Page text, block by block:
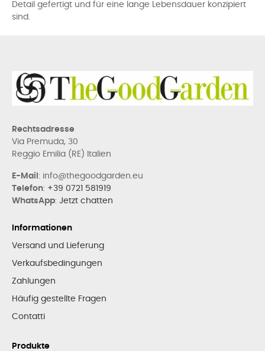
Detail gefertigt und für eine lange Lebensdauer konzipiert
sind.
Rechtsadresse
Via Premuda, 30
Reggio Emilia (RE) Italien
E-Mail : info@thegoodgarden.eu
Telefon: +39 0721 581919
WhatsApp: Jetzt chatten
Informationen
Versand und Lieferung
Verkaufsbedingungen
Zahlungen
Häufig gestellte Fragen
Contatti
Produkte